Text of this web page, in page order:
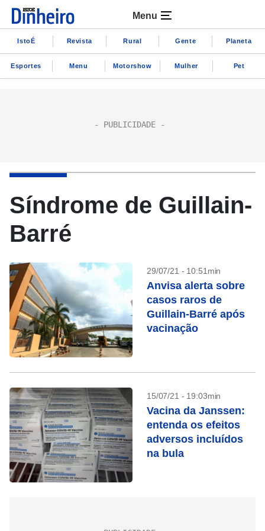
Menu
IstoÉ Revista Rural Gente Planeta
Esportes Menu Motorshow Mulher Pet
Síndrome de Guillain-
Barré
29/07/21 - 10:51min
Anvisa alerta sobre
casos raros de
Guillain-Barré após
vacinação
15/07/21 - 19:03min
Vacina da Janssen:
entenda os efeitos
adversos incluídos
na bula